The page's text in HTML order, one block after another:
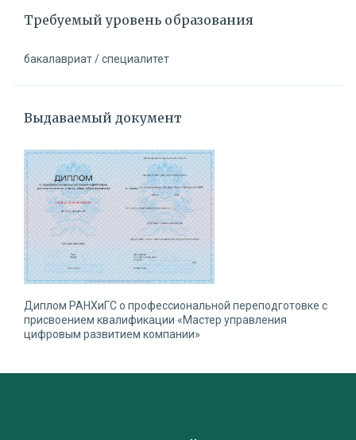
Требуемый уровень образования
бакалавриат / специалитет
Выдаваемый документ
Диплом РАНХиГС о профессиональной переподготовке с
присвоением квалификации «Мастер управления
цифровым развитием компании»